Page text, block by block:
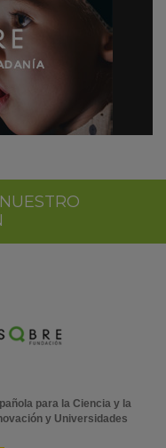
para la Ciencia y la
y Universidades